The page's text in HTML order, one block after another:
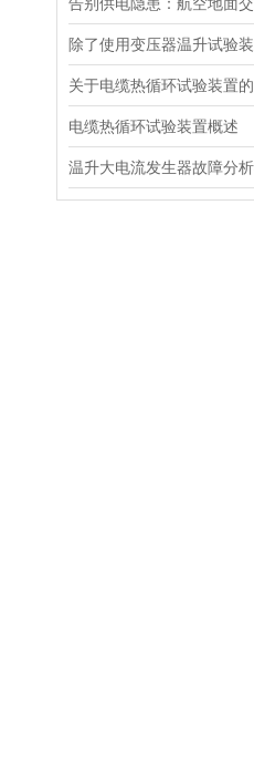
电缆热循环试验装置概述